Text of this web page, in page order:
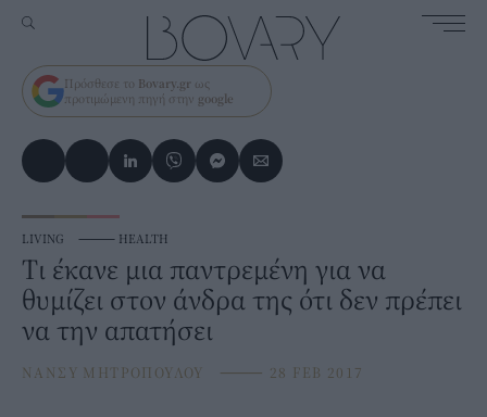
Πρόσθεσε το Bovary.gr ως
προτιμώμενη πηγή στην google
LIVING ⸻ HEALTH
Tι έκανε μια παντρεμένη για να
θυμίζει στον άνδρα της ότι δεν πρέπει
να την απατήσει
ΝΑΝΣΥ ΜΗΤΡΟΠΟΥΛΟΥ ⸻ 28 FEB 2017